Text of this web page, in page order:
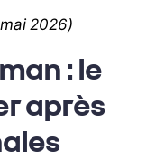
2026)
: le
après